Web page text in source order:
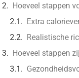
Hoeveel stappen
Extra
Realistische
Hoeveel stappen